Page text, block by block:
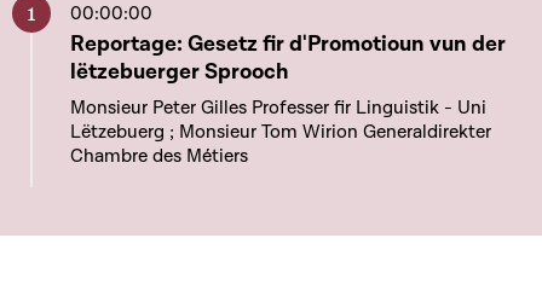
00:00:00
Aller à ce chapitre
Reportage: Gesetz fir d'Promotioun vun der
lëtzebuerger Sprooch
Monsieur Peter Gilles Professer fir Linguistik - Uni
Lëtzebuerg ; Monsieur Tom Wirion Generaldirekter
Chambre des Métiers